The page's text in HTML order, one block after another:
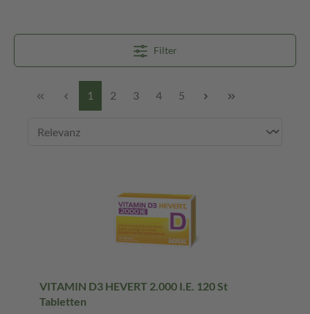
Filter
1 2 3 4 5
VITAMIN D3 HEVERT 2.000 I.E. 120 St
Tabletten